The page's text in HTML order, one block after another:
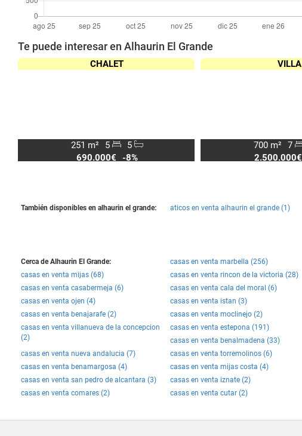
Te puede interesar en Alhaurin El Grande
CHALET
251 m² 5
5
690.000€
-8%
VILLA
700 m² 7
2.500.000€
También disponibles en alhaurin el grande: aticos en venta alhaurin el grande (1)
Cerca de Alhaurin El Grande: casas en venta marbella (256)
casas en venta mijas (68)
casas en venta rincon de la victoria (28)
casas en venta casabermeja (6)
casas en venta cala del moral (6)
casas en venta ojen (4)
casas en venta istan (3)
casas en venta benajarafe (2)
casas en venta moclinejo (2)
casas en venta villanueva de la concepcion
(2)
casas en venta estepona (191)
casas en venta benalmadena (33)
casas en venta nueva andalucia (7)
casas en venta torremolinos (6)
casas en venta benamargosa (4)
casas en venta mijas costa (4)
casas en venta san pedro de alcantara (3)
casas en venta iznate (2)
casas en venta comares (2)
casas en venta cutar (2)